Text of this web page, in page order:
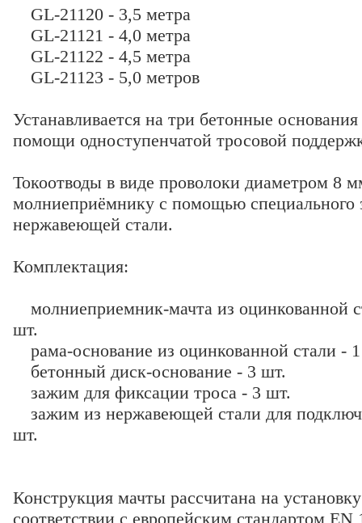
GL-21120 - 3,5 метра
GL-21121 - 4,0 метра
GL-21122 - 4,5 метра
GL-21123 - 5,0 метров
Устанавливается на три бетонные
помощи одноступенчатой тросовой
Токоотводы в виде проволоки диаметром 8
молниеприёмнику с помощью специального
нержавеющей стали.
Комплектация:
молниеприемник-мачта из оцинкованной
шт.
рама-основание из оцинкованной стали -
бетонный диск-основание - 3 шт.
зажим для фиксации троса - 3 шт.
зажим из нержавеющей стали для
шт.
Конструкция мачты рассчитана на
соответствии с европейским стандартом EN